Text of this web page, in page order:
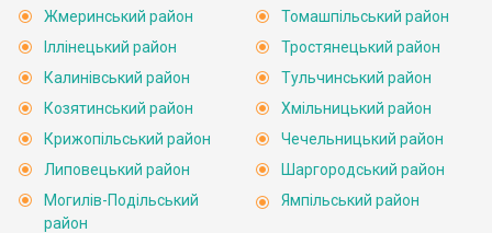
Жмеринський район
Іллінецький район
Калинівський район
Козятинський район
Крижопільський район
Липовецький район
Могилів-Подільський
район
Томашпільський район
Тростянецький район
Тульчинський район
Хмільницький район
Чечельницький район
Шаргородський район
Ямпільський район